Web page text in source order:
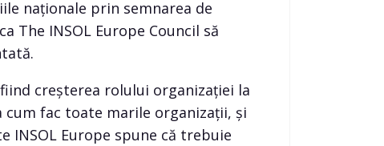
naționale prin semnarea de
INSOL Europe Council să
creșterea rolului organizației la
cum fac toate marile organizații, și
INSOL Europe spune că trebuie